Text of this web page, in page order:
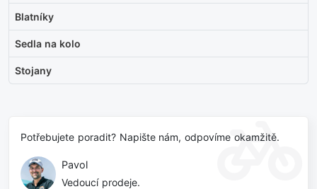
Blatníky
Sedla na kolo
Stojany
Potřebujete poradit? Napište nám, odpovíme okamžitě.
Pavol
Vedoucí prodeje.